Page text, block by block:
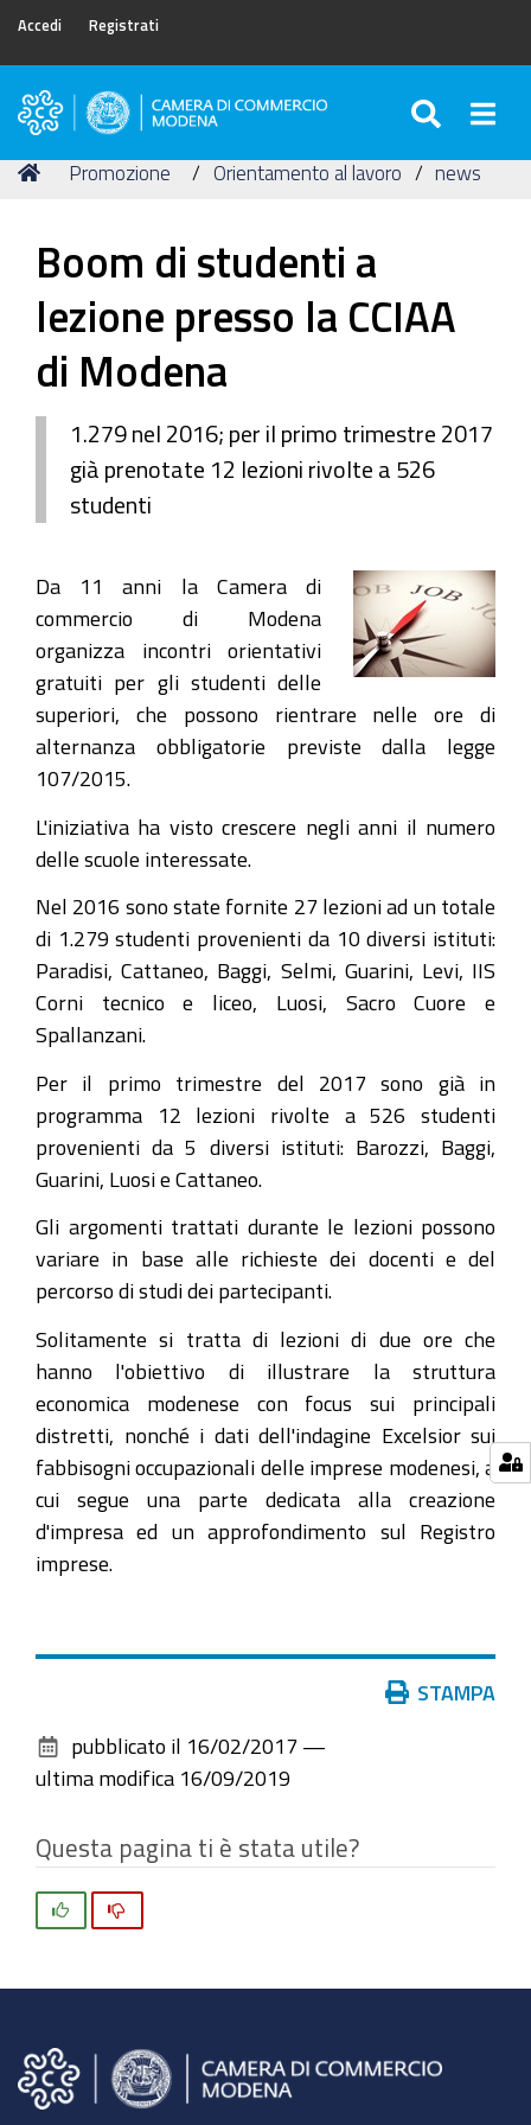
Accedi Registrati
Camera
Commercio
Tu
Home
Promozione Orientamento al lavoro news
Boom di studenti a
lezione presso la CCIAA
di Modena
1.279 nel 2016; per il primo trimestre 2017
già prenotate 12 lezioni rivolte a 526
studenti
Da 11 anni la Camera di
commercio di Modena
organizza incontri orientativi
gratuiti per gli studenti delle
superiori, che possono rientrare nelle ore di
alternanza obbligatorie previste dalla legge
107/2015.
L'iniziativa ha visto crescere negli anni il numero
delle scuole interessate.
Nel 2016 sono state fornite 27 lezioni ad un totale
di 1.279 studenti provenienti da 10 diversi istituti:
Paradisi, Cattaneo, Baggi, Selmi, Guarini, Levi, IIS
Corni tecnico e liceo, Luosi, Sacro Cuore e
Spallanzani.
Per il primo trimestre del 2017 sono già in
programma 12 lezioni rivolte a 526 studenti
provenienti da 5 diversi istituti: Barozzi, Baggi,
Guarini, Luosi e Cattaneo.
Gli argomenti trattati durante le lezioni possono
variare in base alle richieste dei docenti e del
percorso di studi dei partecipanti.
Solitamente si tratta di lezioni di due ore che
hanno l'obiettivo di illustrare la struttura
economica modenese con focus sui principali
distretti, nonché i dati dell'indagine Excelsior sui
fabbisogni occupazionali delle imprese modenesi, a
cui segue una parte dedicata alla creazione
d'impresa ed un approfondimento sul Registro
imprese.
documento
STAMPA
pubblicato il 16/02/2017 —
ultima modifica 16/09/2019
Questa pagina ti è stata utile?